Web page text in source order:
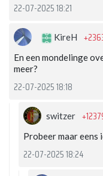
22-07-2025 18:21
KireH
En een mondelinge
meer?
22-07-2025 18:18
switzer
Probeer maar eens
22-07-2025 18:24